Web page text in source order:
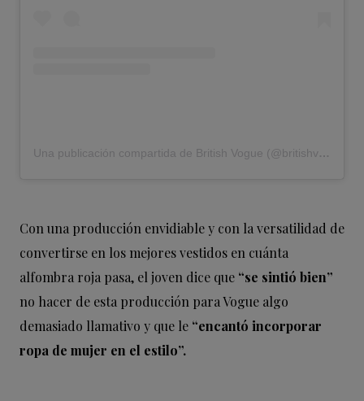
Una publicación compartida de British Vogue (@britishvogue)
Con una producción envidiable y con la versatilidad de
convertirse en los mejores vestidos en cuánta
alfombra roja pasa, el joven dice que “se sintió bien”
no hacer de esta producción para Vogue algo
demasiado llamativo y que le “encantó incorporar
ropa de mujer en el estilo”.